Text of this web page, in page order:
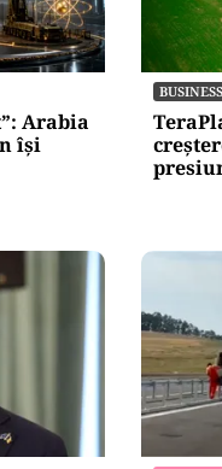
Arabia
își
BUSINESS